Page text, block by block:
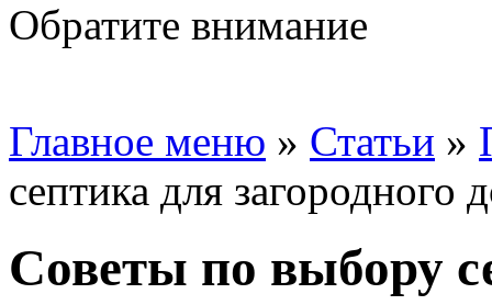
Обратите внимание
Главное меню » Статьи »
септика для загородного
Советы по выбору